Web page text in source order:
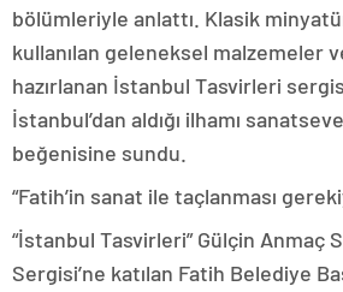
bölümleriyle anlattı. Klasik
kullanılan geleneksel malzemeler
hazırlanan İstanbul Tasvirleri
İstanbul’dan aldığı ilhamı
beğenisine sundu.
“Fatih’in sanat ile taçlanması
“İstanbul Tasvirleri” Gülçin Anmaç
Sergisi’ne katılan Fatih Belediye